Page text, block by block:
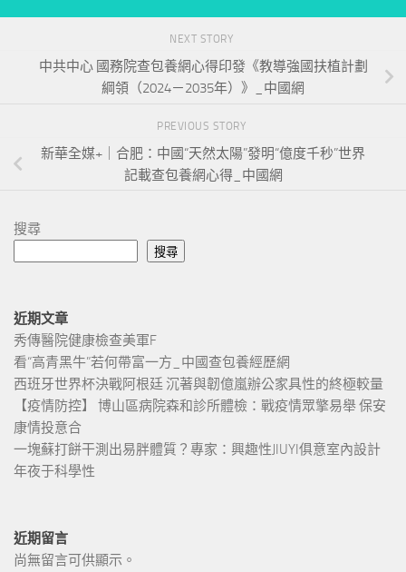
NEXT STORY
中共中心 國務院查包養網心得印發《教導強國扶植計劃
綱領（2024－2035年）》_中國網
PREVIOUS STORY
新華全媒+｜合肥：中國“天然太陽”發明“億度千秒”世界
記載查包養網心得_中國網
搜尋
搜尋
近期文章
秀傳醫院健康檢查美軍F
看“高青黑牛”若何帶富一方_中國查包養經歷網
西班牙世界杯決戰阿根廷 沉著與韌億嵐辦公家具性的終極較量
【疫情防控】 博山區病院森和診所體檢：戰疫情眾擎易舉 保安
康情投意合
一塊蘇打餅干測出易胖體質？專家：興趣性JIUYI俱意室內設計
年夜于科學性
近期留言
尚無留言可供顯示。